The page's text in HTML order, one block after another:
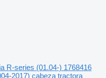
R-series (01.04-) 1768416
2017) cabeza tractora